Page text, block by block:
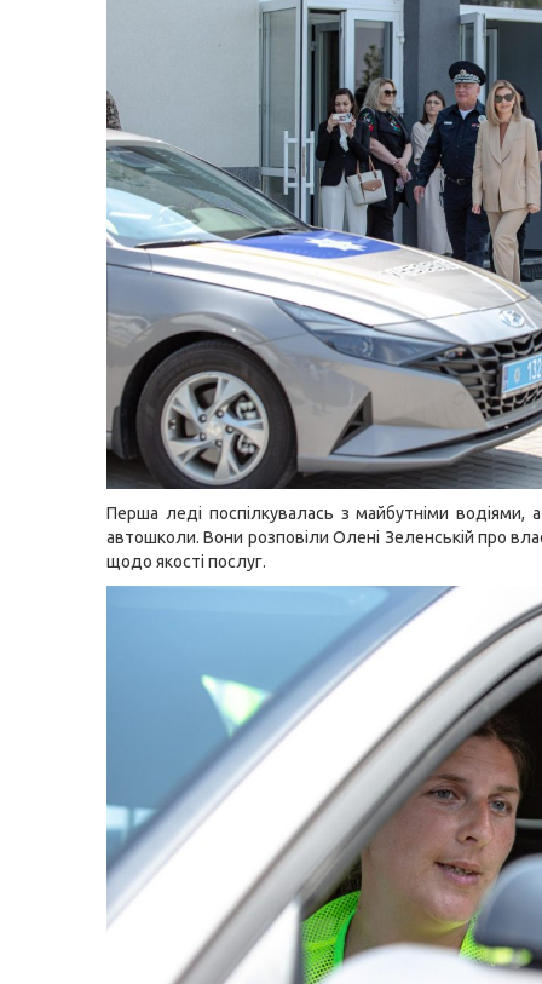
Перша леді поспілкувалась з майбутніми водіями,
автошколи. Вони розповіли Олені Зеленській про
щодо якості послуг.